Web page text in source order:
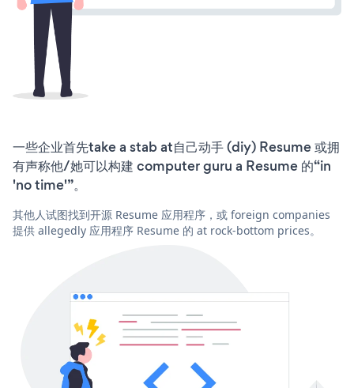
一些企业首先take a stab at自己动手 (diy) Resume 或拥
有声称他/她可以构建 computer guru a Resume 的“in
'no time'”。
其他人试图找到开源 Resume 应用程序，或 foreign companies
提供 allegedly 应用程序 Resume 的 at rock-bottom prices。